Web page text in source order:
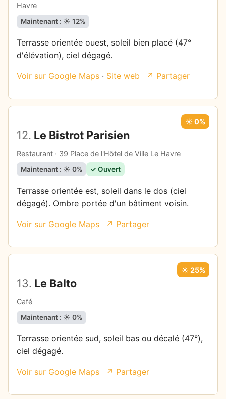
Havre
Maintenant : ☀️ 12%
Terrasse orientée ouest, soleil bien placé (47°
d'élévation), ciel dégagé.
Voir sur Google Maps · Site web ↗ Partager
12. Le Bistrot Parisien
Restaurant · 39 Place de l'Hôtel de Ville Le Havre
☀️ 0%
Maintenant : ☀️ 0% ✓ Ouvert
Terrasse orientée est, soleil dans le dos (ciel
dégagé). Ombre portée d'un bâtiment voisin.
Voir sur Google Maps ↗ Partager
13. Le Balto
Café
☀️ 25%
Maintenant : ☀️ 0%
Terrasse orientée sud, soleil bas ou décalé (47°),
ciel dégagé.
Voir sur Google Maps ↗ Partager